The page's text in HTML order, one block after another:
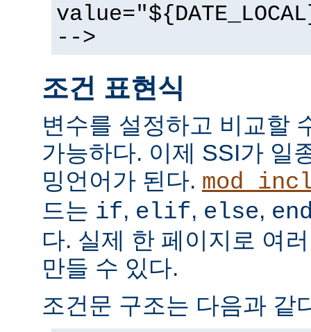
-->
조건 표현식
변수를 설정하고 비교할
가능하다. 이제 SSI가 일
밍언어가 된다.
드는 if, elif, else,
다. 실제 한 페이지로 여
만들 수 있다.
조건문 구조는 다음과 같